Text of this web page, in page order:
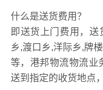
什么是送货费用？
即送货上门费用，
乡,渡口乡,洋际乡,牌
等，港邦物流物流业
送到指定的收货地点